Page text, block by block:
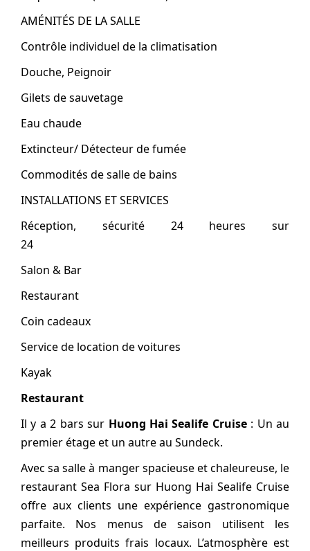
AMÉNITÉS DE LA SALLE
Contrôle individuel de la climatisation
Douche, Peignoir
Gilets de sauvetage
Eau chaude
Extincteur/ Détecteur de fumée
Commodités de salle de bains
INSTALLATIONS ET SERVICES
Réception, sécurité 24 heures sur
24
Salon & Bar
Restaurant
Coin cadeaux
Service de location de voitures
Kayak
Restaurant
Il y a 2 bars sur Huong Hai Sealife Cruise: Un au
premier étage et un autre au Sundeck.
Avec sa salle à manger spacieuse et chaleureuse, le
restaurant Sea Flora sur Huong Hai Sealife Cruise
offre aux clients une expérience gastronomique
parfaite. Nos menus de saison utilisent les
meilleurs produits frais locaux. L’atmosphère est